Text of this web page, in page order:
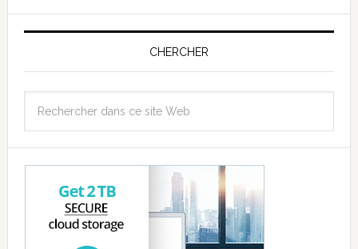
CHERCHER